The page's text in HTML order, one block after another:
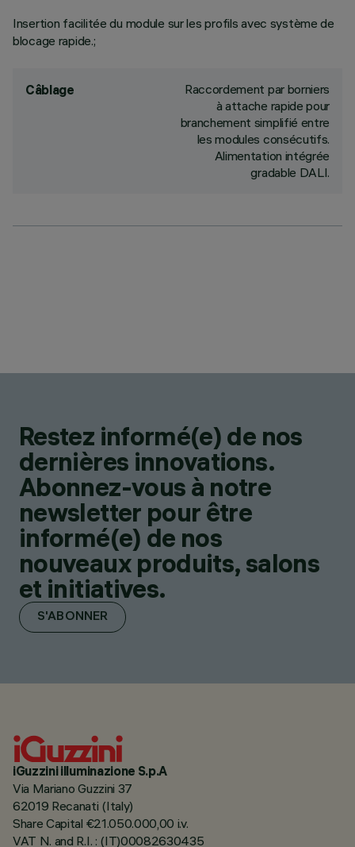
Insertion facilitée du module sur les profils avec système de
blocage rapide.;
Câblage
Raccordement par borniers
à attache rapide pour
branchement simplifié entre
les modules consécutifs.
Alimentation intégrée
gradable DALI.
Restez informé(e) de nos
dernières innovations.
Abonnez-vous à notre
newsletter pour être
informé(e) de nos
nouveaux produits, salons
et initiatives.
S'ABONNER
iGuzzini illuminazione S.p.A
Via Mariano Guzzini 37
62019 Recanati (Italy)
Share Capital €21.050.000,00 i.v.
VAT N. and R.I. : (IT)00082630435